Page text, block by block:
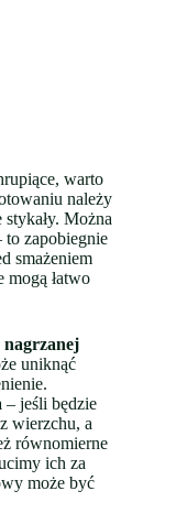
warto
należy
stykały. Można
to zapobiegnie
smażeniem
mogą łatwo
nagrzanej
uniknąć
– jeśli będzie
wierzchu, a
równomierne
ich za
może być